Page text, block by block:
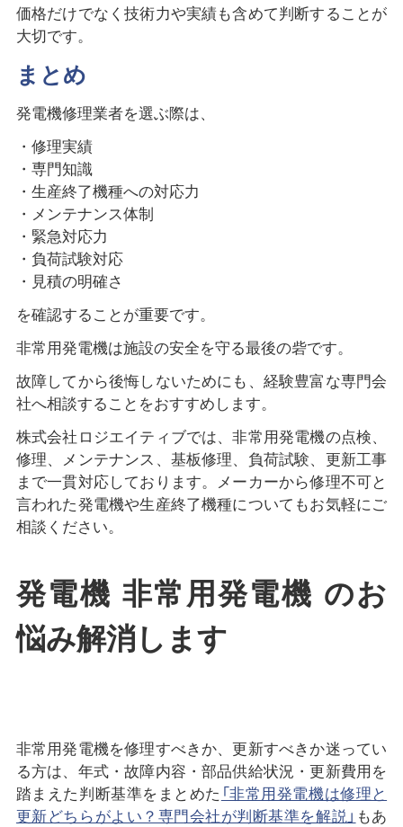
価格だけでなく技術力や実績も含めて判断することが
大切です。
まとめ
発電機修理業者を選ぶ際は、
・修理実績
・専門知識
・生産終了機種への対応力
・メンテナンス体制
・緊急対応力
・負荷試験対応
・見積の明確さ
を確認することが重要です。
非常用発電機は施設の安全を守る最後の砦です。
故障してから後悔しないためにも、経験豊富な専門会
社へ相談することをおすすめします。
株式会社ロジエイティブでは、非常用発電機の点検、
修理、メンテナンス、基板修理、負荷試験、更新工事
まで一貫対応しております。メーカーから修理不可と
言われた発電機や生産終了機種についてもお気軽にご
相談ください。
発電機 非常用発電機 のお
悩み解消します
非常用発電機を修理すべきか、更新すべきか迷ってい
る方は、年式・故障内容・部品供給状況・更新費用を
踏まえた判断基準をまとめた 「非常用発電機は修理と
更新どちらがよい？専門会社が判断基準を解説」 もあ